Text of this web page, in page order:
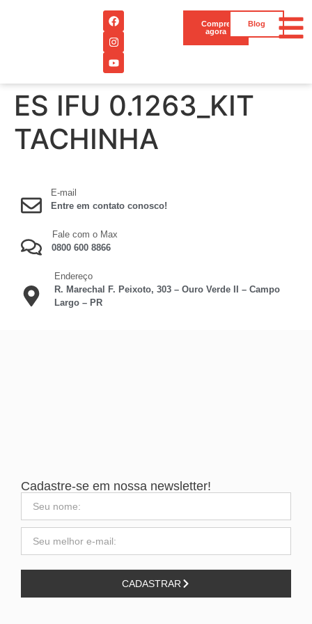
Compre
agora
Blog
ES IFU 0.1263_KIT
TACHINHA
E-mail
Entre em contato conosco!
Fale com o Max
0800 600 8866
Endereço
R. Marechal F. Peixoto, 303 – Ouro Verde II – Campo
Largo – PR
Cadastre-se em nossa newsletter!
CADASTRAR